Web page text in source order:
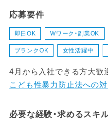
応募要件
即日OK Wワーク・副業OK
ブランクOK 女性活躍中
4月から入社できる方大歓迎
こども性暴力防止法への
必要な経験・求めるスキ